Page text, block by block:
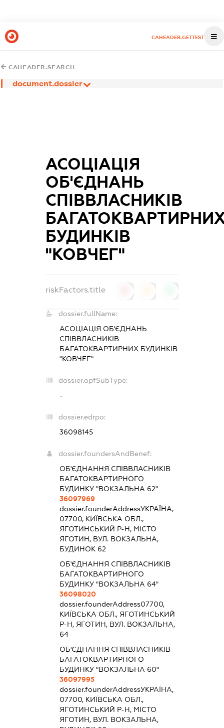
CAHEADER.GETTEST
CAHEADER.SEARCH
document.dossier
АСОЦІАЦІЯ
ОБ'ЄДНАНЬ
СПІВВЛАСНИКІВ
БУДИНКІВ
"КОВЧЕГ"
riskFactors.title
dossier.fullName:
АСОЦІАЦІЯ ОБ'ЄДНАНЬ
СПІВВЛАСНИКІВ
БАГАТОКВАРТИРНИХ БУДИНКІВ
"КОВЧЕГ"
dossier.opfSubType:
-
dossier.edrpo:
36098145
dossier.foundersAndBenef:
ОБ'ЄДНАННЯ СПІВВЛАСНИКІВ
БАГАТОКВАРТИРНОГО
БУДИНКУ "ВОКЗАЛЬНА 62"
36097969
dossier.founderAddressУКРАЇНА,
07700, КИЇВСЬКА ОБЛ.,
ЯГОТИНСЬКИЙ Р-Н, МІСТО
ЯГОТИН, ВУЛ. ВОКЗАЛЬНА,
БУДИНОК 62
ОБ'ЄДНАННЯ СПІВВЛАСНИКІВ
БАГАТОКВАРТИРНОГО
БУДИНКУ "ВОКЗАЛЬНА 64"
36098020
dossier.founderAddress07700,
КИЇВСЬКА ОБЛ., ЯГОТИНСЬКИЙ
Р-Н, ЯГОТИН, ВУЛ. ВОКЗАЛЬНА,
64
ОБ'ЄДНАННЯ СПІВВЛАСНИКІВ
БАГАТОКВАРТИРНОГО
БУДИНКУ "ВОКЗАЛЬНА 60"
36097995
dossier.founderAddressУКРАЇНА,
07700, КИЇВСЬКА ОБЛ.,
ЯГОТИНСЬКИЙ Р-Н, МІСТО
ЯГОТИН, ВУЛ. ВОКЗАЛЬНА,